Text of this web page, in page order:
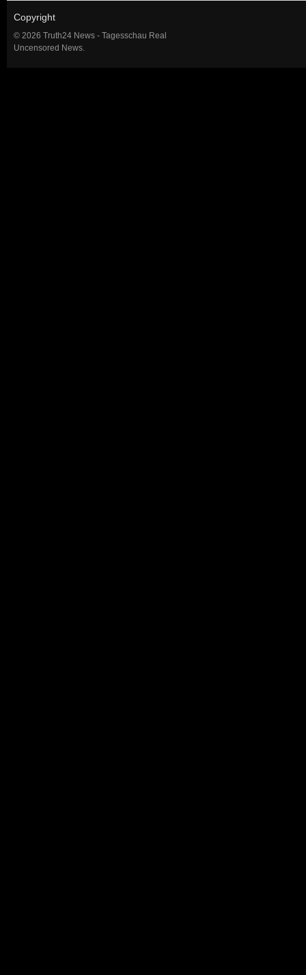
Copyright
© 2026 Truth24 News - Tagesschau Real
Uncensored News.